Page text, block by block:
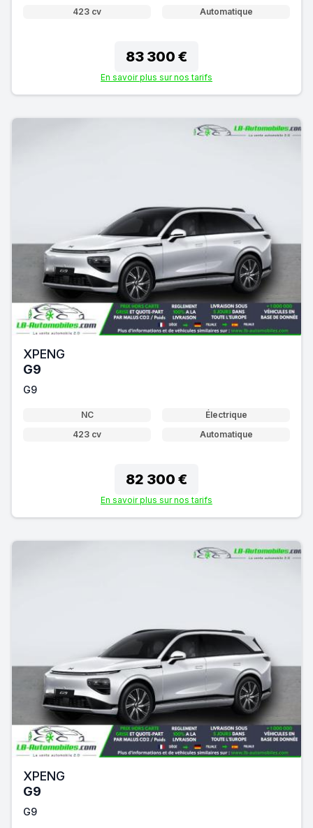
423 cv
Automatique
83 300 €
En savoir plus sur nos tarifs
XPENG
G9
G9
NC
Électrique
423 cv
Automatique
82 300 €
En savoir plus sur nos tarifs
XPENG
G9
G9